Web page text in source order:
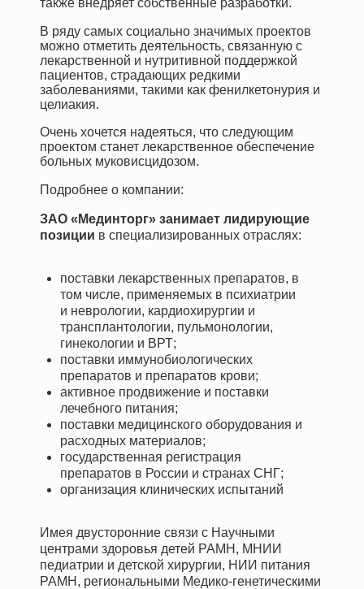
В ряду самых социально значимых проектов
можно отметить деятельность, связанную с
лекарственной и нутритивной поддержкой
пациентов, страдающих редкими
заболеваниями, такими как фенилкетонурия и
целиакия.
Очень хочется надеяться, что следующим
проектом станет лекарственное обеспечение
больных муковисцидозом.
Подробнее о компании:
ЗАО «Мединторг» занимает лидирующие
позиции в специализированных отраслях:
поставки лекарственных препаратов, в
том числе, применяемых в психиатрии
и неврологии, кардиохирургии и
трансплантологии, пульмонологии,
гинекологии и ВРТ;
поставки иммунобиологических
препаратов и препаратов крови;
активное продвижение и поставки
лечебного питания;
поставки медицинского оборудования и
расходных материалов;
государственная регистрация
препаратов в России и странах СНГ;
организация клинических испытаний
Имея двусторонние связи с Научными
центрами здоровья детей РАМН, МНИИ
педиатрии и детской хирургии, НИИ питания
РАМН, региональными Медико-генетическими